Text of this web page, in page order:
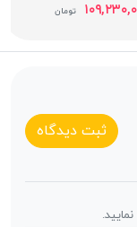
تومان
ثبت دیدگاه